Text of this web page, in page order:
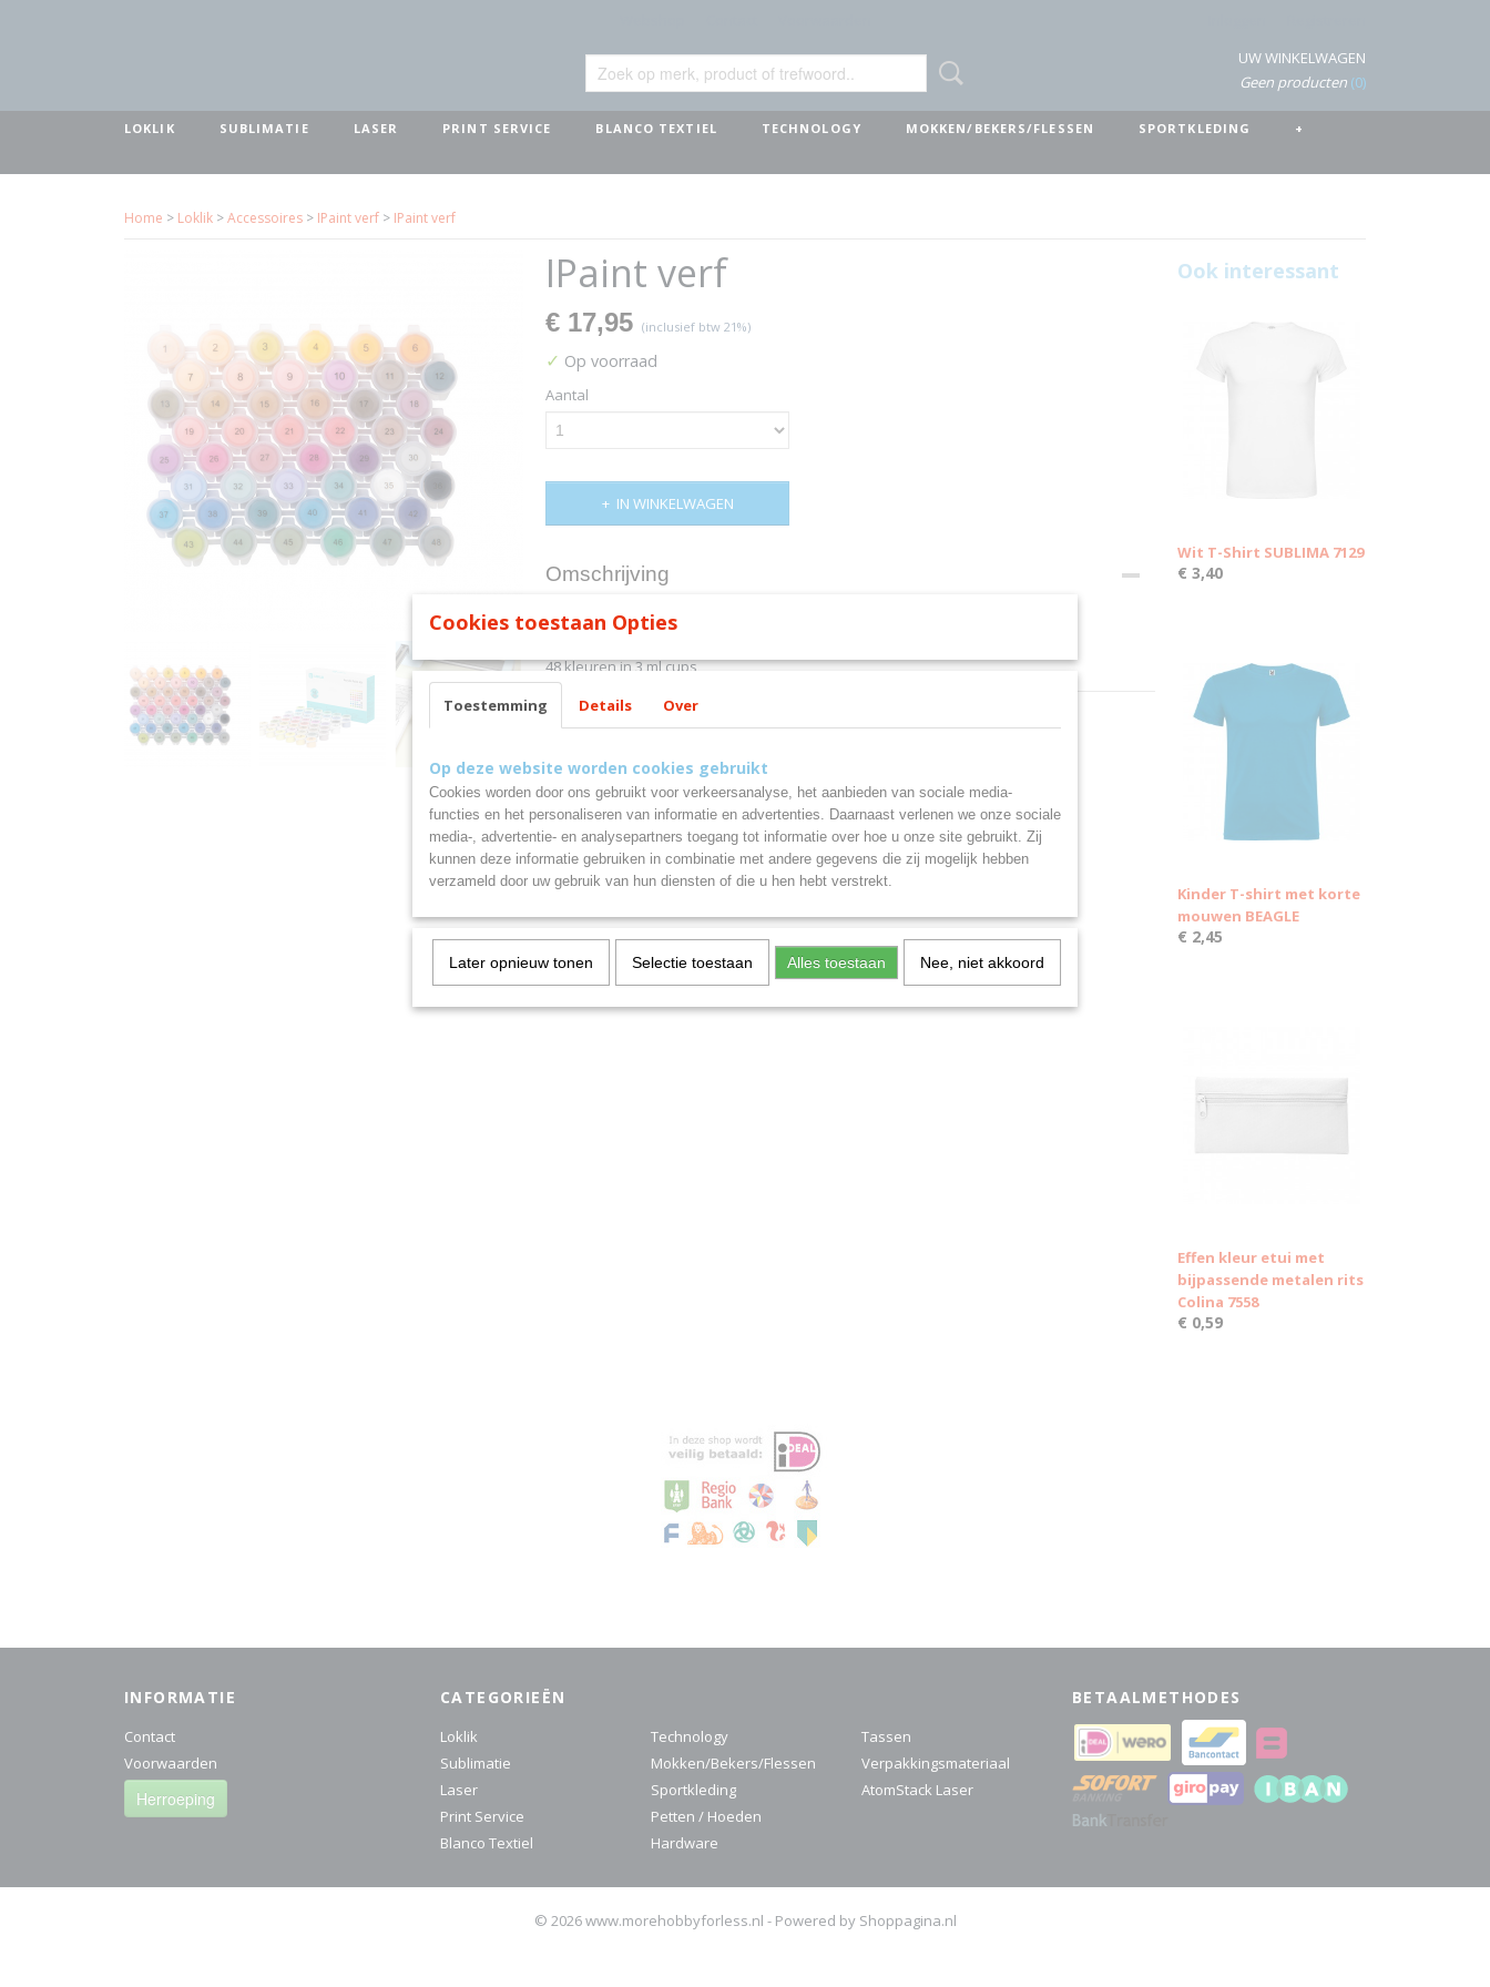
UW WINKELWAGEN
Geen producten (0)
LOKLIK SUBLIMATIE LASER PRINT SERVICE BLANCO TEXTIEL TECHNOLOGY MOKKEN/BEKERS/FLESSEN SPORTKLEDING +
Home > Loklik >Accessoires > IPaint verf > IPaint verf
IPaint verf
€ 17,95 (inclusief btw 21%)
✓ Op voorraad
Aantal
IN WINKELWAGEN
Omschrijving
IPaint verf
48 kleuren in 3 ml cups
Ook interessant
Wit T-Shirt SUBLIMA 7129
€ 3,40
Kinder T-shirt met korte
mouwen BEAGLE
€ 2,45
Effen kleur etui met
bijpassende metalen rits
Colina 7558
€ 0,59
INFORMATIE
Contact
Voorwaarden
Herroeping
CATEGORIEËN
Loklik
Sublimatie
Laser
Print Service
Blanco Textiel
Technology
Mokken/Bekers/Flessen
Sportkleding
Petten / Hoeden
Hardware
Tassen
Verpakkingsmateriaal
AtomStack Laser
BETAALMETHODES
© 2026 www.morehobbyforless.nl - Powered by Shoppagina.nl
Cookies toestaan Opties
Toestemming Details Over
Op deze website worden cookies gebruikt
Cookies worden door ons gebruikt voor verkeersanalyse, het aanbieden van sociale media-
functies en het personaliseren van informatie en advertenties. Daarnaast verlenen we onze sociale
media-, advertentie- en analysepartners toegang tot informatie over hoe u onze site gebruikt. Zij
kunnen deze informatie gebruiken in combinatie met andere gegevens die zij mogelijk hebben
verzameld door uw gebruik van hun diensten of die u hen hebt verstrekt.
Later opnieuw tonen Selectie toestaan Alles toestaan Nee, niet akkoord